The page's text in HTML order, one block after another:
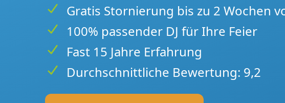
Gratis Stornierung bis zu 2 Wochen
100% passender DJ für Ihre Feier
Fast 15 Jahre Erfahrung
Durchschnittliche Bewertung: 9,2